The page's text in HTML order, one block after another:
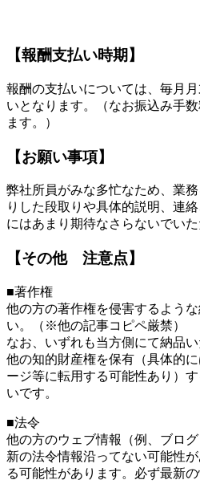
【報酬支払い時期】
報酬の支払いについては、毎月
いとなります。（なお振込み手
ます。）
【お願い事項】
弊社所員がみな多忙なため、業
りした段取りや具体的説明、連
にはあまり期待なさらないでい
【その他 注意点】
■著作権
他の方の著作権を侵害するよう
い。（※他の記事コピペ厳禁）
なお、いずれも当方側にて納品
他の知的財産権を保有（具体的
ージ等に転用する可能性あり）
いです。
■法令
他の方のウェブ情報（例、ブロ
新の法令情報沿ってない可能性
る可能性があります。必ず最新